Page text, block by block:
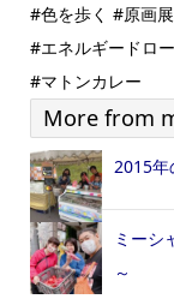
#色を歩く #原画展
#エネルギードロ
#マトンカレー
More from
2015年
ミーシ
～